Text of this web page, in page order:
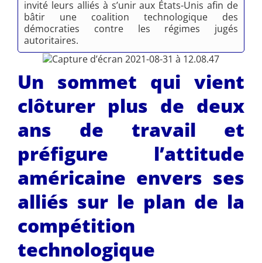
invité leurs alliés à s’unir aux États-Unis afin de
bâtir une coalition technologique des
démocraties contre les régimes jugés
autoritaires.
Un sommet qui vient
clôturer plus de deux
ans de travail et
préfigure l’attitude
américaine envers ses
alliés sur le plan de la
compétition
technologique